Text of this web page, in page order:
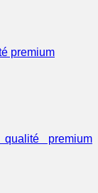
premium